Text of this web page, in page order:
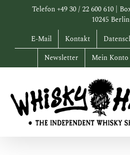
Telefon +49 30 / 22 600 610 |
10245 Berlin
E-Mail
Kontakt
Newsletter
Mein Konto